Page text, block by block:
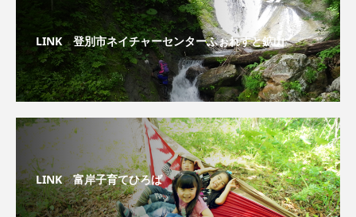
LINK 登別市ネイチャーセンターふぉれすと鉱山
LINK 富岸子育てひろば